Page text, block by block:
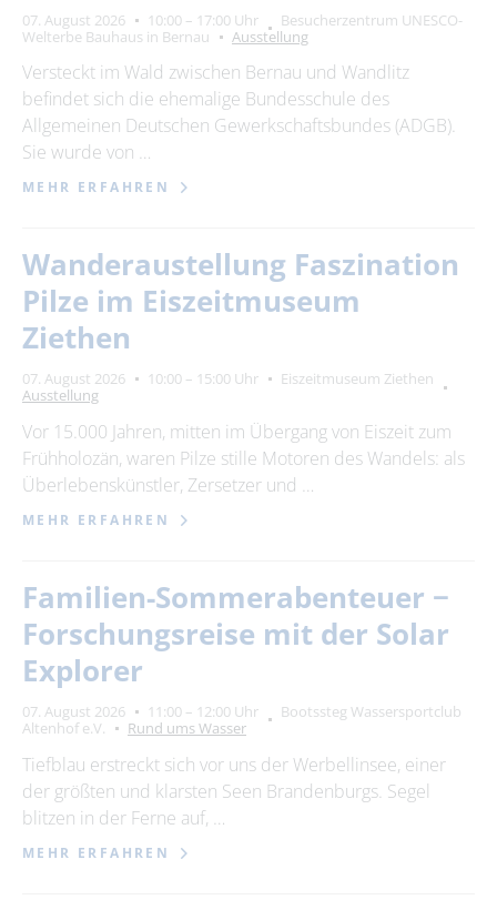
07. August 2026 10:00 – 17:00 Uhr
Besucherzentrum UNESCO-
Welterbe Bauhaus in Bernau
Ausstellung
Versteckt im Wald zwischen Bernau und Wandlitz
befindet sich die ehemalige Bundesschule des
Allgemeinen Deutschen Gewerkschaftsbundes (ADGB).
Sie wurde von …
MEHR ERFAHREN
Wanderaustellung Faszination
Pilze im Eiszeitmuseum
Ziethen
07. August 2026 10:00 – 15:00 Uhr
Eiszeitmuseum Ziethen
Ausstellung
Vor 15.000 Jahren, mitten im Übergang von Eiszeit zum
Frühholozän, waren Pilze stille Motoren des Wandels: als
Überlebenskünstler, Zersetzer und …
MEHR ERFAHREN
Familien-Sommerabenteuer −
Forschungsreise mit der Solar
Explorer
07. August 2026 11:00 – 12:00 Uhr
Bootssteg Wassersportclub
Altenhof e.V.
Rund ums Wasser
Tiefblau erstreckt sich vor uns der Werbellinsee, einer
der größten und klarsten Seen Brandenburgs. Segel
blitzen in der Ferne auf, …
MEHR ERFAHREN